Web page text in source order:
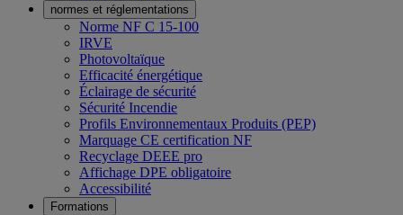
normes et réglementations
Norme NF C 15-100
IRVE
Photovoltaïque
Efficacité énergétique
Éclairage de sécurité
Sécurité Incendie
Profils Environnementaux Produits (PEP)
Marquage CE certification NF
Recyclage DEEE pro
Affichage DPE obligatoire
Accessibilité
Formations